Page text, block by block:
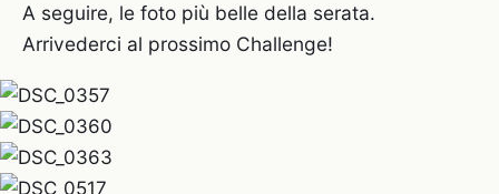
A seguire, le foto più belle della serata.
Arrivederci al prossimo Challenge!